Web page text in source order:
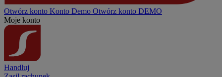
Otwórz konto Konto Demo Otwórz konto DEMO
Moje konto
Handluj